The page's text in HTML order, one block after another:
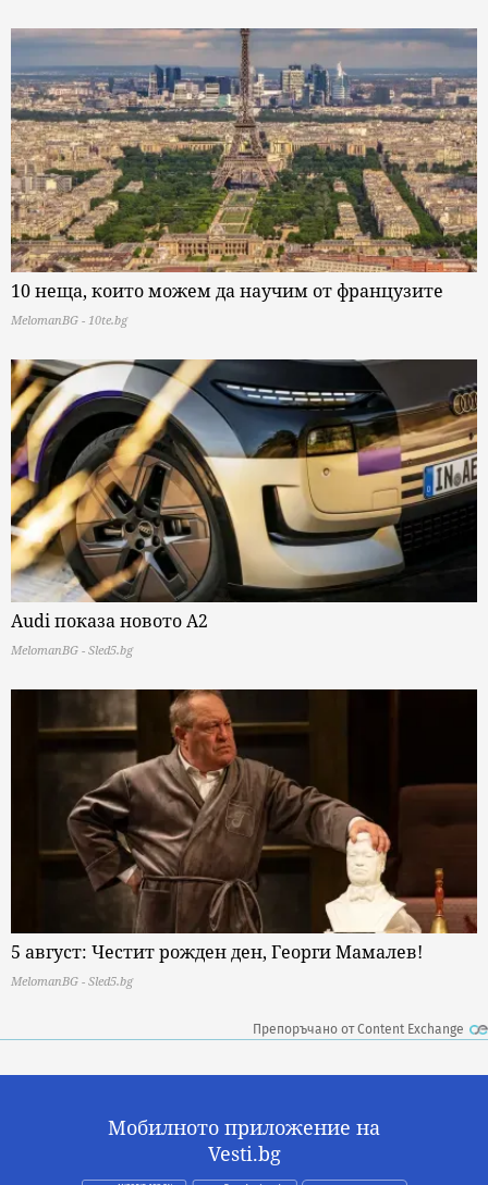
10 неща, които можем да научим от французите
MelomanBG - 10te.bg
Audi показа новото A2
MelomanBG - Sled5.bg
5 август: Честит рожден ден, Георги Мамалев!
MelomanBG - Sled5.bg
Препоръчано от Content Exchange
Мобилното приложение на
Vesti.bg